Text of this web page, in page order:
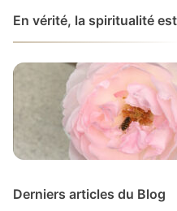
En vérité, la spiritualité
Derniers articles du Blog